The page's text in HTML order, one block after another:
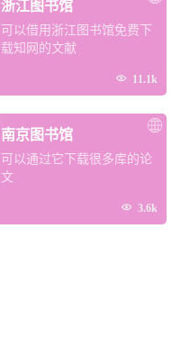
浙江图书馆
可以借用浙江图书馆免费下
载知网的文献
 11.1k
南京图书馆
可以通过它下载很多库的论
文
 3.6k